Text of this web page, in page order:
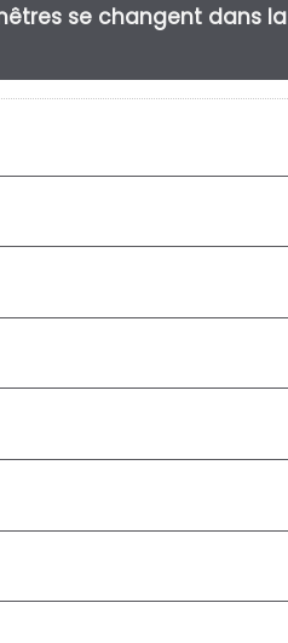
se changent dans la